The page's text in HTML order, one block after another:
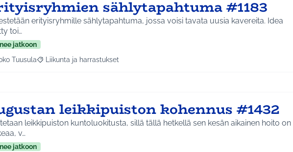
sählytapahtuma #1183
erityisryhmille sählytapahtuma, jossa voisi tavata uusia kavereita. Idea
toi…
jatkoon
tulokset aihepiirin mukaan: Koko Tuusula
Tuusula Rajaa tulokset teeman mukaan: Liikunta ja harrastukset
Liikunta ja harrastukset
leikkipuiston kohennus #1432
leikkipuiston kuntoluokitusta, sillä tällä hetkellä sen kesän aikainen hoito on
v…
jatkoon